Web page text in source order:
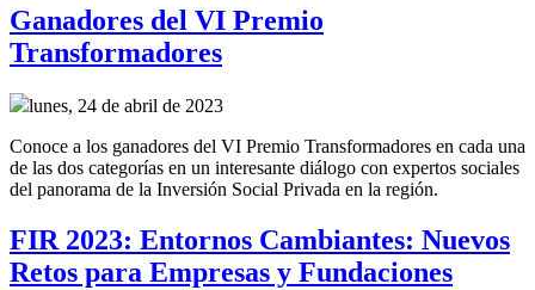
Ganadores del VI Premio
Transformadores
lunes, 24 de abril de 2023
Conoce a los ganadores del VI Premio Transformadores en cada una
de las dos categorías en un interesante diálogo con expertos sociales
del panorama de la Inversión Social Privada en la región.
FIR 2023: Entornos Cambiantes: Nuevos
Retos para Empresas y Fundaciones